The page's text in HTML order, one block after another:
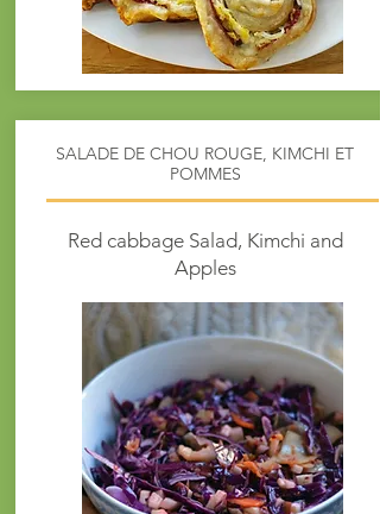
SALADE DE CHOU ROUGE, KIMCHI ET
POMMES
Red cabbage Salad, Kimchi and
Apples